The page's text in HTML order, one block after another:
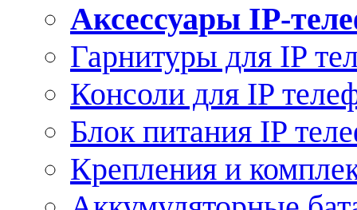
Аксессуары IP-
Гарнитуры для IP
Консоли для IP
Блок питания IP
Крепления и